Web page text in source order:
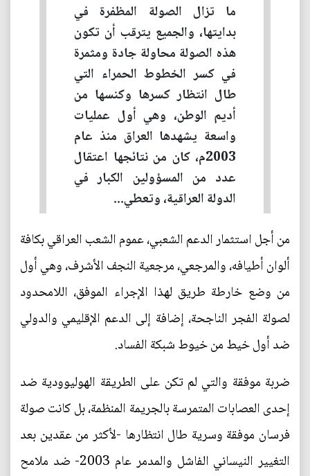
ما تزال الصولة المظفرة في
بدايتها، والجميع يترقب أن تكون
هذه الصولة محاولة جادة ومثمرة
في كسر الخطوط الحمراء التي
طال انتظار كسرها وكنسها من
أديم الوطن، وهي أول عمليات
واسعة يشهدها العراق منذ عام
2003م، كان من نتائجها اعتقال
عدد من المسؤولين الكبار في
الدولة العراقية، وتعطي...
من أجل استثمار الدعم الشعبي، عموم الشعب العراقي بكافة
ألوان أطيافه، والمرجعي، مرجعية النجف الأشرف، وهي أول
من وضع خارطة طريق لهذا الإجراء الموفق، اللامحدود
لصولة الفجر الناجحة، إضافة إلى الدعم الإقليمي والدولي
ضد أول خيط من خيوط شبكة الفساد.
ضربة موفقة والتي لم تكن على الطريقة الهوليوودية ضد
إحدى العصابات المتمرسة بالجريمة المنظمة، بل كانت صولة
فرسان موفقة وسرية طال انتظارها -لأكثر من عقدين بعد
التغيير النيساني الفاشل والمدمر عام 2003- ضد ملامح